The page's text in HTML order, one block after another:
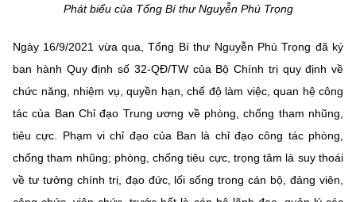
Phát biểu của Tổng Bí thư Nguyễn Phú Trọng
Ngày 16/9/2021 vừa qua, Tổng Bí thư Nguyễn Phú Trọng đã ký
ban hành Quy định số 32-QĐ/TW của Bộ Chính trị quy định về
chức năng, nhiệm vụ, quyền hạn, chế độ làm việc, quan hệ công
tác của Ban Chỉ đạo Trung ương về phòng, chống tham nhũng,
tiêu cực. Phạm vi chỉ đạo của Ban là chỉ đạo công tác phòng,
chống tham nhũng; phòng, chống tiêu cực, trọng tâm là suy thoái
về tư tưởng chính trị, đạo đức, lối sống trong cán bộ, đảng viên,